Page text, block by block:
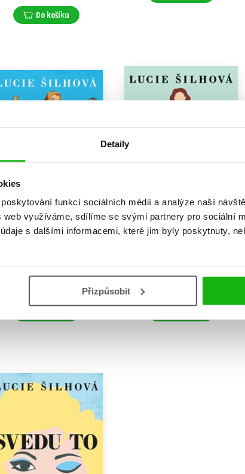
Detaily
funkcí sociálních médií a analýze naší
web využíváme, sdílíme se svými partnery pro sociální
s dalšími informacemi, které jim byly poskytnuty,
Přizpůsobit
Do košíku
Lucie Šilhová Lucie Šilhová